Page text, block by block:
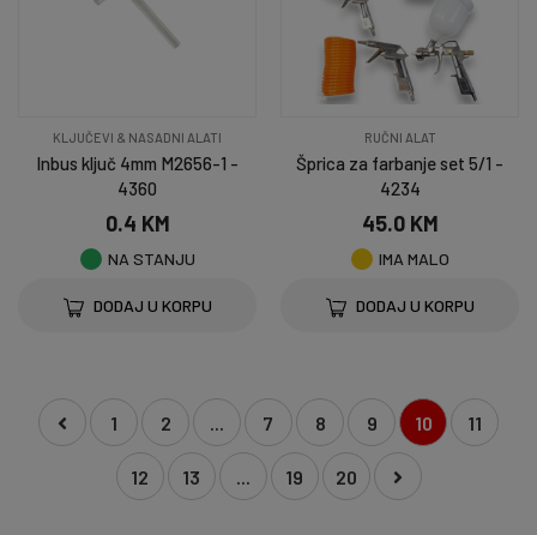
KLJUČEVI & NASADNI ALATI
Inbus ključ 4mm M2656-1 -
4360
0.4 KM
NA STANJU
DODAJ U KORPU
RUČNI ALAT
Šprica za farbanje set 5/1 -
4234
45.0 KM
IMA MALO
DODAJ U KORPU
1 2 7 8 9 10 11
12 13 19 20